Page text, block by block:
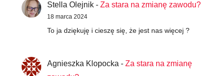
Stella Olejnik - Za stara na zmianę zawodu?
18 marca 2024
To ja dziękuję i cieszę się, że jest nas więcej ?
Agnieszka Klopocka - Za stara na zmianę